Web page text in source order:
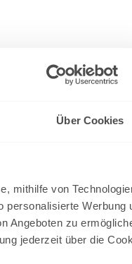
Über Cookies
mithilfe von
personalisierte Werbung
Angeboten zu
jederzeit über die
steht in den